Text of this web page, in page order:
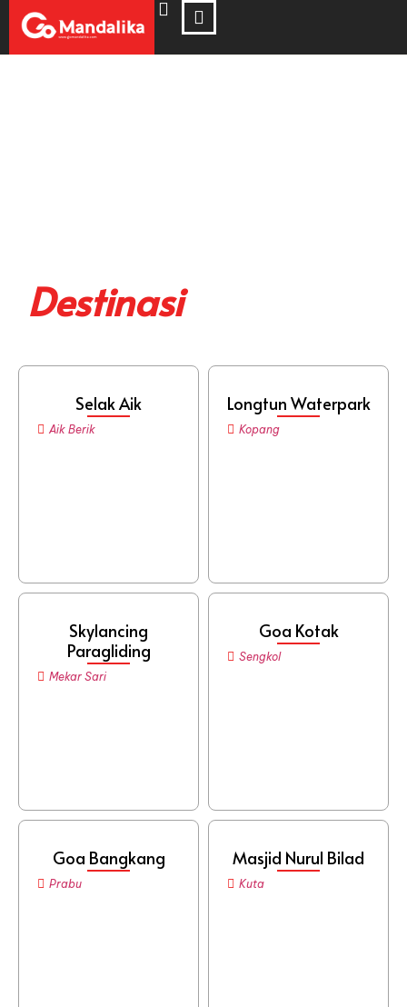
Destinasi
Selak Aik
Aik Berik
Longtun Waterpark
Kopang
Skylancing
Paragliding
Mekar Sari
Goa Kotak
Sengkol
Goa Bangkang
Prabu
Masjid Nurul Bilad
Kuta